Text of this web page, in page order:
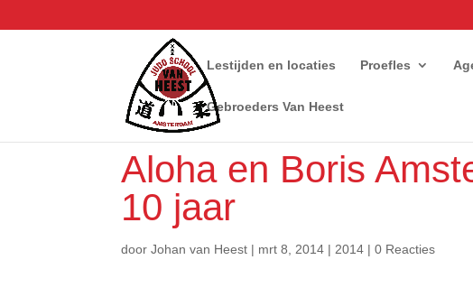
Lestijden en locaties Proefles
Gebroeders Van Heest
Aloha en Boris
10 jaar
doorJohan van Heest | mrt 8, 2014 | 2014 |0 Reacties